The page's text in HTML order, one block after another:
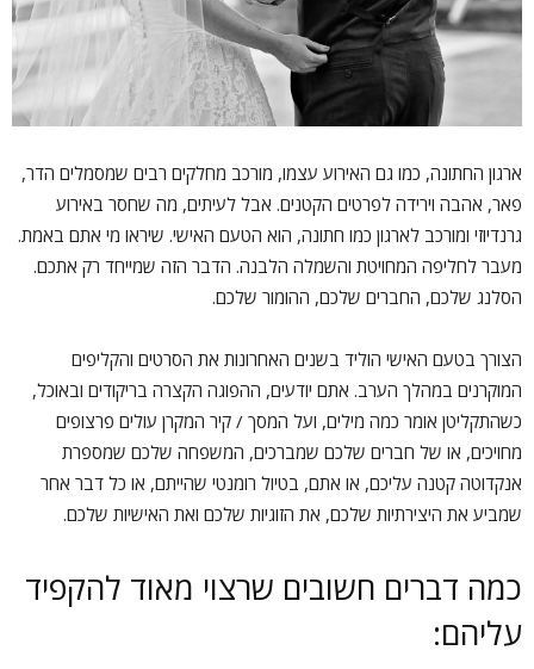
ארגון החתונה, כמו גם האירוע עצמו, מורכב מחלקים רבים שמסמלים הדר,
פאר, אהבה וירידה לפרטים הקטנים. אבל לעיתים, מה שחסר באירוע
גרנדיוזי ומורכב לארגון כמו חתונה, הוא הטעם האישי. שיראו מי אתם באמת.
מעבר לחליפה המחויטת והשמלה הלבנה. הדבר הזה שמייחד רק אתכם.
הסלנג שלכם, החברים שלכם, ההומור שלכם.
הצורך בטעם האישי הוליד בשנים האחרונות את הסרטים והקליפים
המוקרנים במהלך הערב. אתם יודעים, ההפוגה הקצרה בריקודים ובאוכל,
כשהתקליטן אומר כמה מילים, ועל המסך / קיר המקרן עולים פרצופים
מחויכים, או של חברים שלכם שמברכים, המשפחה שלכם שמספרת
אנקדוטה קטנה עליכם, או אתם, בטיול רומנטי שהייתם, או כל דבר אחר
שמביע את היצירתיות שלכם, את הזוגיות שלכם ואת האישיות שלכם.
כמה דברים חשובים שרצוי מאוד להקפיד
עליהם: